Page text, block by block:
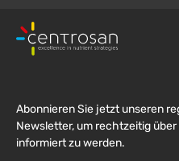
Abonnieren Sie jetzt unseren
Newsletter, um rechtzeitig
informiert zu werden.